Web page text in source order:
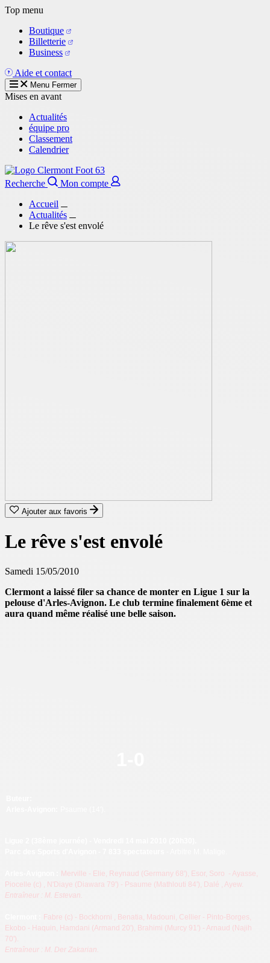
Aller
contenu
principal
Top menu
Boutique
Billetterie
Business
Aide et contact
Menu Fermer
Mises en avant
Actualités
équipe pro
Classement
Calendrier
Recherche
Mon compte
Accueil
Actualités
Le rêve s'est envolé
Ajouter aux favoris
Le rêve s'est envolé
Samedi 15/05/2010
Clermont a laissé filer sa chance de monter en Ligue 1 sur la
pelouse d'Arles-Avignon. Le club termine finalement 6ème et
aura quand même réalisé une belle saison.
Merville - Elie, Reynaud (Germany 68'), Esor, Soro - Ayasse,
Piocelle (c) , N'Diaye (Diawara 79') - Psaume (Mathlouti 84'), Dalé , Ayew.
Entraîneur : M. Estevan.
Fabre (c) - Bockhorni , Benatia, Madouni, Cellier - Pinto-Borges,
Ekobo - Haquin, Hamdani (Armand 20'), Brahimi (Murcy 91') - Arnaud (Najih
70').
Entraîneur : M. Der Zakarian.